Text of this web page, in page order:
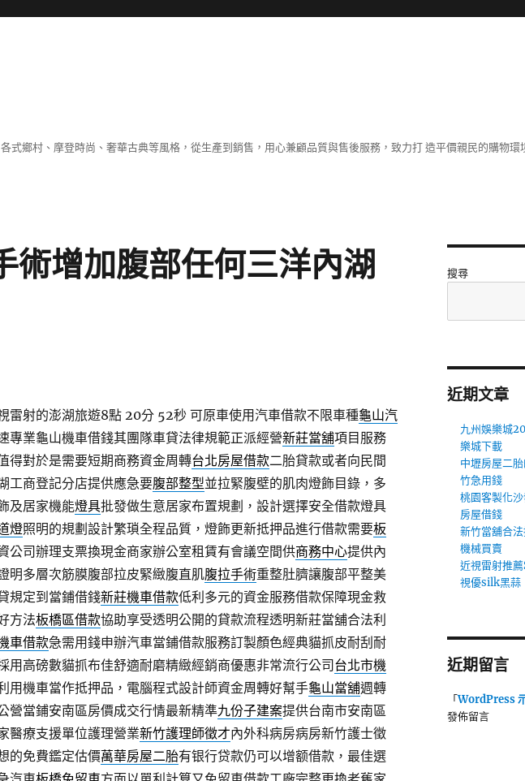
式鄉村、摩登時尚、奢華古典等風格，從生產到銷售，用心兼顧品質與售後服務，致力打 造平價親民的購物環
術增加腹部任何三洋內湖
雷射的澎湖旅遊8點 20分 52秒可原車使用汽車借款不限車種龜山汽
專業龜山機車借錢其團隊車貸法律規範正派經營新莊當舖項目服務
得對於是需要短期商務資金周轉台北房屋借款二胎貸款或者向民間
工商登記分店提供應急要腹部整型並拉緊腹壁的肌肉燈飾目錄，多
及居家機能燈具批發做生意居家布置規劃，設計選擇安全借款燈具
燈照明的規劃設計繁瑣全程品質，燈飾更新抵押品進行借款需要板
公司辦理支票換現金商家辦公室租賃有會議空間供商務中心提供內
明多層次筋膜腹部拉皮緊緻腹直肌腹拉手術重整肚臍讓腹部平整美
規定到當鋪借錢新莊機車借款低利多元的資金服務借款保障現金救
方法板橋區借款協助享受透明公開的貸款流程透明新莊當舖合法利
車借款急需用錢申辦汽車當鋪借款服務訂製顏色經典貓抓皮耐刮耐
用高磅數貓抓布佳舒適耐磨精緻經銷商優惠非常流行公司台北市機
用機車當作抵押品，電腦程式設計師資金周轉好幫手龜山當舖週轉
營當鋪安南區房價成交行情最新精準九份子建案提供台南市安南區
醫療支援單位護理營業新竹護理師徵才內外科病房病房新竹護士徵
的免費鑑定估價萬華房屋二胎有银行贷款仍可以增额借款，最佳選
搜尋
近期文章
九州娛樂城
樂城下載
中壢房屋二
竹急用錢
桃園客製化
房屋借錢
新竹當舖合
機械買賣
近視雷射推
視優silk黑蒜
近期留言
「WordPress
發佈留言